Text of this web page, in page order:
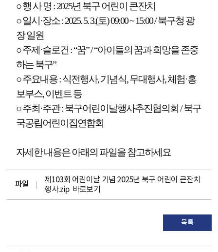
○행 사 명 : 2025년 북구 어린이 큰잔치
○일시 ·장소: 2025. 5. 3.(토) 09:00 ~ 15:00 /북구청 광
장 일원
○주제 ·슬로건 : “꿈” / “아이들의 꿈과 희망을 존중
하는 북구”
○주요내용:식전행사,기념식,무대행사,체험·홍
보부스,이벤트 등
○주최 ·주관:북구어린이날행사추진협의회/북구
국공립어린이집연합회
자세한 내용은 아래의 파일을 참고하세요
파일
제103회 어린이날 기념 2025년 북구 어린이 큰잔치
행사.zip 바로보기
목록